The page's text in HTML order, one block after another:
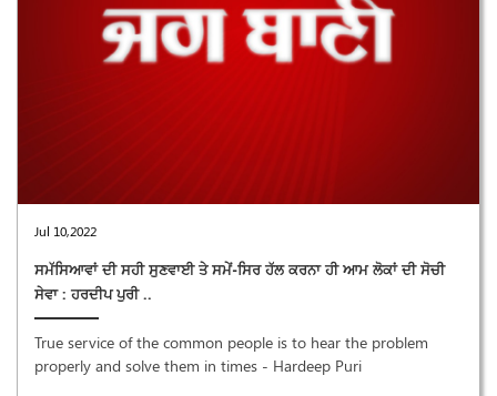
Jul 10,2022
ਸਮੱਸਿਆਵਾਂ ਦੀ ਸਹੀ ਸੁਣਵਾਈ ਤੇ ਸਮੇਂ-ਸਿਰ ਹੱਲ ਕਰਨਾ ਹੀ ਆਮ ਲੋਕਾਂ ਦੀ ਸੋਚੀ
ਸੇਵਾ : ਹਰਦੀਪ ਪੁਰੀ ..
True service of the common people is to hear the problem
properly and solve them in times - Hardeep Puri